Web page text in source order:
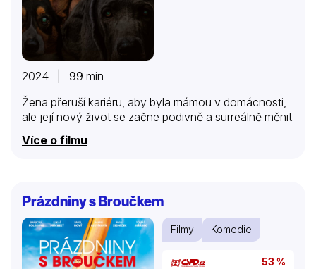
2024 | 99 min
Žena přeruší kariéru, aby byla mámou v domácnosti,
ale její nový život se začne podivně a surreálně měnit.
Více o filmu
Prázdniny s Broučkem
Filmy Komedie
53 %